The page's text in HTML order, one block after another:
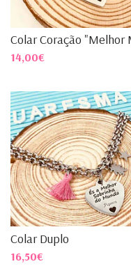
Colar Coração "Melhor
14,00€
Colar Duplo
16,50€